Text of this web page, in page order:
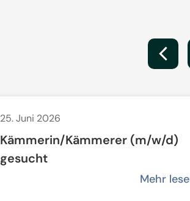
25. Juni 2026
Kämmerin/Kämmerer (m/w/d)
gesucht
Mehr